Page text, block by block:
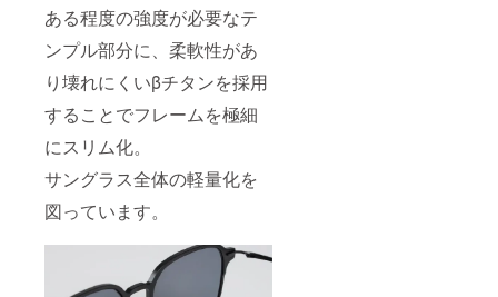
ある程度の強度が必要なテ
ンプル部分に、柔軟性があ
り壊れにくいβチタンを採用
することでフレームを極細
にスリム化。
サングラス全体の軽量化を
図っています。